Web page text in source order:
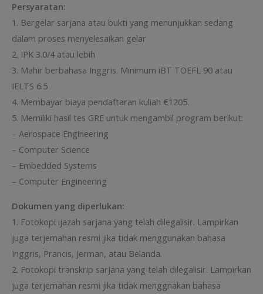
Persyaratan:
1. Bergelar sarjana atau bukti yang menunjukkan sedang
dalam proses menyelesaikan gelar
2. IPK 3.0/4 atau lebih
3. Mahir berbahasa Inggris. Minimum iBT TOEFL 90 atau
IELTS 6.5
4. Membayar biaya pendaftaran kuliah €1205.
5. Memiliki hasil tes GRE untuk mengambil program berikut:
– Aerospace Engineering
– Computer Science
– Embedded Systems
– Computer Engineering
Dokumen yang diperlukan:
1. Fotokopi ijazah sarjana yang telah dilegalisir. Lampirkan
juga terjemahan resmi jika tidak menggunakan bahasa
Inggris, Prancis, Jerman, atau Belanda.
2. Fotokopi transkrip sarjana yang telah dilegalisir. Lampirkan
juga terjemahan resmi jika tidak menggnakan bahasa